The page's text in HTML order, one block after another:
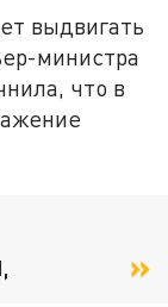
выдвигать
министра
что в